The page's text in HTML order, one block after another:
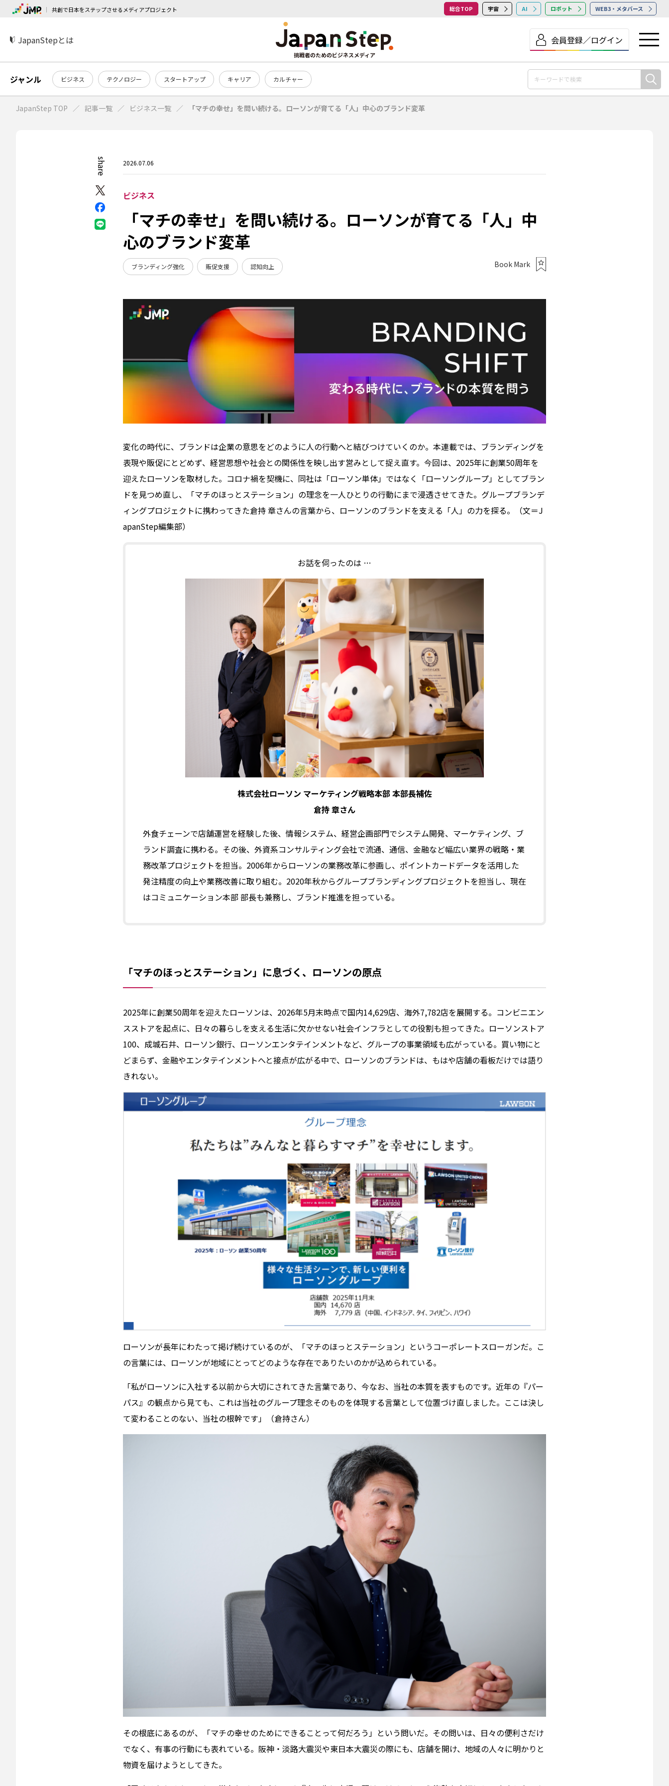
共創で日本をステップさせるメディアプロジェクト 総合TOP 宇宙 AI ロボット WEB3・メタバース
挑戦者のためのビジネスメディア
JapanStepとは 会員登録／ログイン
ジャンル ビジネス テクノロジー スタートアップ キャリア カルチャー
JapanStep TOP 記事一覧 ビジネス一覧 「マチの幸せ」を問い続ける。ローソンが育てる「人」中心のブランド変革
2026.07.06
ビジネス
「マチの幸せ」を問い続ける。ローソンが育てる「人」中
心のブランド変革
ブランディング強化 販促支援 認知向上 Book Mark
変化の時代に、ブランドは企業の意思をどのように人の行動へと結びつけていくのか。本連載では、ブランディングを
表現や販促にとどめず、経営思想や社会との関係性を映し出す営みとして捉え直す。今回は、2025年に創業50周年を
迎えたローソンを取材した。コロナ禍を契機に、同社は「ローソン単体」ではなく「ローソングループ」としてブラン
ドを見つめ直し、「マチのほっとステーション」の理念を一人ひとりの行動にまで浸透させてきた。グループブランデ
ィングプロジェクトに携わってきた倉持 章さんの言葉から、ローソンのブランドを支える「人」の力を探る。（文＝J
apanStep編集部）
お話を伺ったのは …
株式会社ローソン マーケティング戦略本部 本部長補佐
倉持 章さん
外食チェーンで店舗運営を経験した後、情報システム、経営企画部門でシステム開発、マーケティング、ブ
ランド調査に携わる。その後、外資系コンサルティング会社で流通、通信、金融など幅広い業界の戦略・業
務改革プロジェクトを担当。2006年からローソンの業務改革に参画し、ポイントカードデータを活用した
発注精度の向上や業務改善に取り組む。2020年秋からグループブランディングプロジェクトを担当し、現在
はコミュニケーション本部 部長も兼務し、ブランド推進を担っている。
「マチのほっとステーション」に息づく、ローソンの原点
2025年に創業50周年を迎えたローソンは、2026年5月末時点で国内14,629店、海外7,782店を展開する。コンビニエン
スストアを起点に、日々の暮らしを支える生活に欠かせない社会インフラとしての役割も担ってきた。ローソンストア
100、成城石井、ローソン銀行、ローソンエンタテインメントなど、グループの事業領域も広がっている。買い物にと
どまらず、金融やエンタテインメントへと接点が広がる中で、ローソンのブランドは、もはや店舗の看板だけでは語り
きれない。
ローソンが長年にわたって掲げ続けているのが、「マチのほっとステーション」というコーポレートスローガンだ。こ
の言葉には、ローソンが地域にとってどのような存在でありたいのかが込められている。
「私がローソンに入社する以前から大切にされてきた言葉であり、今なお、当社の本質を表すものです。近年の『パー
パス』の観点から見ても、これは当社のグループ理念そのものを体現する言葉として位置づけ直しました。ここは決し
て変わることのない、当社の根幹です」（倉持さん）
その根底にあるのが、「マチの幸せのためにできることって何だろう」という問いだ。その問いは、日々の便利さだけ
でなく、有事の行動にも表れている。阪神・淡路大震災や東日本大震災の際にも、店舗を開け、地域の人々に明かりと
物資を届けようとしてきた。
share